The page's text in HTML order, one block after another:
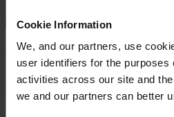
Cookie Information
We, and our partners, use
user identifiers for the
activities across our site and
we and our partners can better
Archeda
Archeda acelera la
Cyncly.